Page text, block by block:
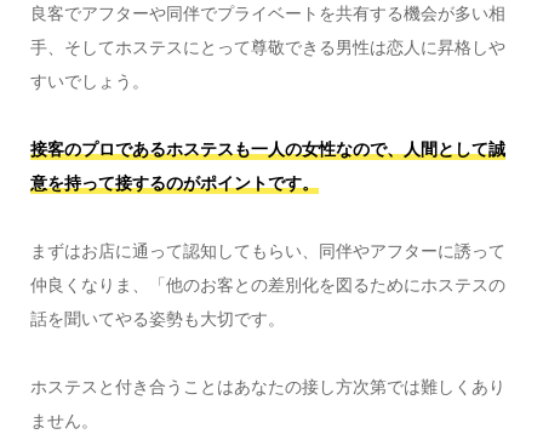
良客でアフターや同伴でプライベートを共有する機会が多い相
手、そしてホステスにとって尊敬できる男性は恋人に昇格しや
すいでしょう。
接客のプロであるホステスも一人の女性なので、人間として誠
意を持って接するのがポイントです。
まずはお店に通って認知してもらい、同伴やアフターに誘って
仲良くなりま、「他のお客との差別化を図るためにホステスの
話を聞いてやる姿勢も大切です。
ホステスと付き合うことはあなたの接し方次第では難しくあり
ません。